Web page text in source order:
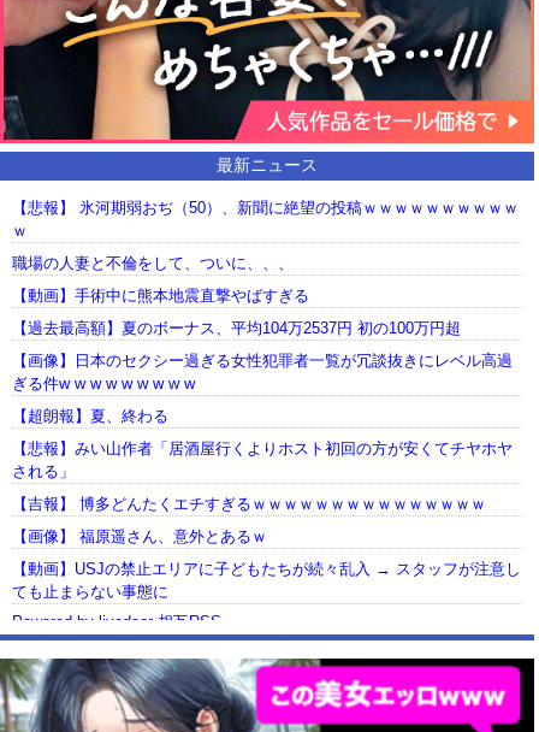
最新ニュース
【悲報】 氷河期弱おぢ（50）、新聞に絶望の投稿ｗｗｗｗｗｗｗｗｗｗ
ｗ
職場の人妻と不倫をして、ついに、、、
【動画】手術中に熊本地震直撃やばすぎる
【過去最高額】夏のボーナス、平均104万2537円 初の100万円超
【画像】日本のセクシー過ぎる女性犯罪者一覧が冗談抜きにレベル高過
ぎる件w w w w w w w w w
【超朗報】夏、終わる
【悲報】みい山作者「居酒屋行くよりホスト初回の方が安くてチヤホヤ
される」
【吉報】 博多どんたくエチすぎるｗｗｗｗｗｗｗｗｗｗｗｗｗｗｗ
【画像】 福原遥さん、意外とあるｗ
【動画】USJの禁止エリアに子どもたちが続々乱入 → スタッフが注意し
ても止まらない事態に
Powered by livedoor 相互RSS